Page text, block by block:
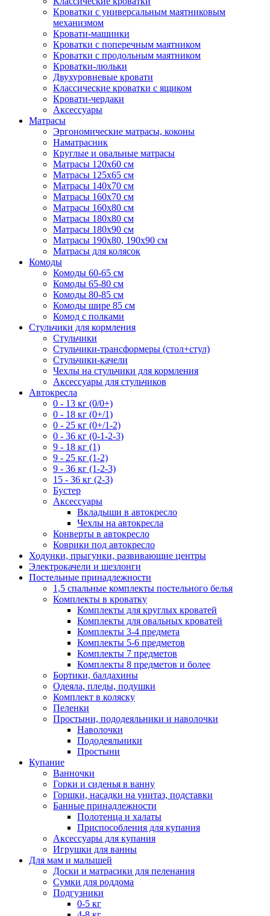
Кроватки с универсальным маятниковым
механизмом
Кровати-машинки
Кроватки с поперечным маятником
Кроватки с продольным маятником
Кроватки-люльки
Двухуровневые кровати
Классические кроватки с ящиком
Кровати-чердаки
Аксессуары
Матрасы
Эргономические матрасы, коконы
Наматрасник
Круглые и овальные матрасы
Матрасы 120х60 см
Матрасы 125х65 см
Матрасы 140х70 см
Матрасы 160х70 см
Матрасы 160х80 см
Матрасы 180х80 см
Матрасы 180х90 см
Матрасы 190х80, 190х90 см
Матрасы для колясок
Комоды
Комоды 60-65 см
Комоды 65-80 см
Комоды 80-85 см
Комоды шире 85 см
Комод с полками
Стульчики для кормления
Стульчики
Стульчики-трансформеры (стол+стул)
Стульчики-качели
Чехлы на стульчики для кормления
Аксессуары для стульчиков
Автокресла
0 - 13 кг (0/0+)
0 - 18 кг (0+/1)
0 - 25 кг (0+/1-2)
0 - 36 кг (0-1-2-3)
9 - 18 кг (1)
9 - 25 кг (1-2)
9 - 36 кг (1-2-3)
15 - 36 кг (2-3)
Бустер
Аксессуары
Вкладыши в автокресло
Чехлы на автокресла
Конверты в автокресло
Коврики под автокресло
Ходунки, прыгунки, развивающие центры
Электрокачели и шезлонги
Постельные принадлежности
1,5 спальные комплекты постельного белья
Комплекты в кроватку
Комплекты для круглых кроватей
Комплекты для овальных кроватей
Комплекты 3-4 предмета
Комплекты 5-6 предметов
Комплекты 7 предметов
Комплекты 8 предметов и более
Бортики, балдахины
Одеяла, пледы, подушки
Комплект в коляску
Пеленки
Простыни, пододеяльники и наволочки
Наволочки
Пододеяльники
Простыни
Купание
Ванночки
Горки и сиденья в ванну
Горшки, насадки на унитаз, подставки
Банные принадлежности
Полотенца и халаты
Приспособления для купания
Аксессуары для купания
Игрушки для ванны
Для мам и малышей
Доски и матрасики для пеленания
Сумки для роддома
Подгузники
0-5 кг